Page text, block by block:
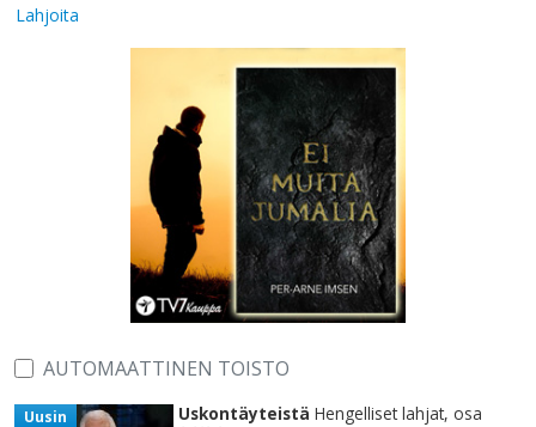
Lahjoita
AUTOMAATTINEN TOISTO
Uusin Uskontäyteistä Hengelliset lahjat, osa